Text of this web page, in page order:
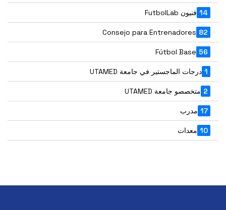
فنيون FutbolLab 14
Consejo para Entrenadores 82
Fútbol Base 56
درجات الماجستير في جامعة UTAMED 1
متخصصو جامعة UTAMED 2
مدرب 17
معدات 10